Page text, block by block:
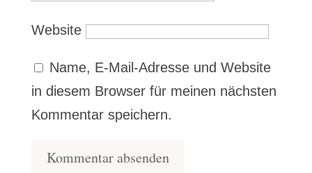
Website
Name, E-Mail-Adresse und Website
in diesem Browser für meinen nächsten
Kommentar speichern.